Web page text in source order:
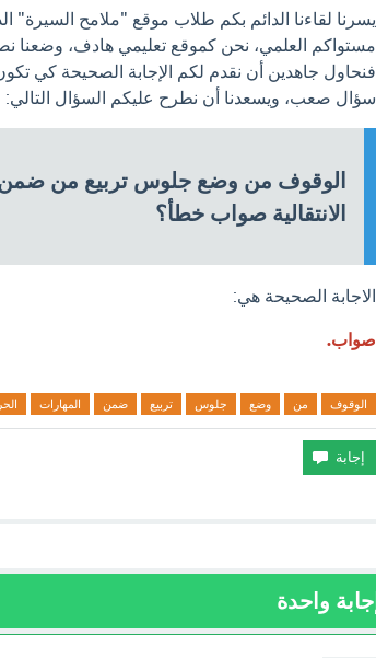
يسرنا لقاءنا الدائم بكم طلاب موقع "ملامح السيرة"
مستواكم العلمي، نحن كموقع تعليمي هادف، وضعنا
فنحاول جاهدين أن نقدم لكم الإجابة الصحيحة كي
سؤال صعب، ويسعدنا أن نطرح عليكم السؤال التالي:
الوقوف من وضع جلوس تربيع من ضمن
الانتقالية صواب خطأ؟
الاجابة الصحيحة هي:
صواب.
الوقوف من وضع جلوس تربيع ضمن المهارات
إجابة واحدة